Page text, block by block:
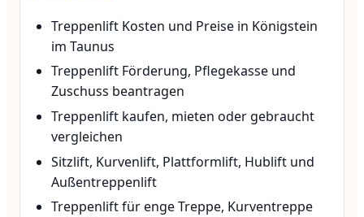
Treppenlift Kosten und Preise in Königstein
im Taunus
Treppenlift Förderung, Pflegekasse und
Zuschuss beantragen
Treppenlift kaufen, mieten oder gebraucht
vergleichen
Sitzlift, Kurvenlift, Plattformlift, Hublift und
Außentreppenlift
Treppenlift für enge Treppe, Kurventreppe